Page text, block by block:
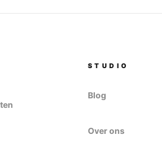
STUDIO
Blog
Over ons